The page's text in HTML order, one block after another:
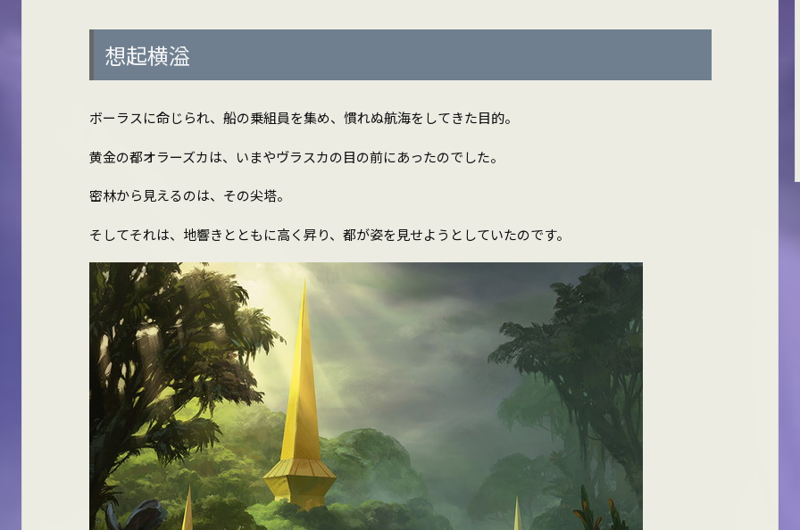
想起横溢
ボーラスに命じられ、船の乗組員を集め、慣れぬ航海をしてきた目的。
黄金の都オラーズカは、いまやヴラスカの目の前にあったのでした。
密林から見えるのは、その尖塔。
そしてそれは、地響きとともに高く昇り、都が姿を見せようとしていたのです。